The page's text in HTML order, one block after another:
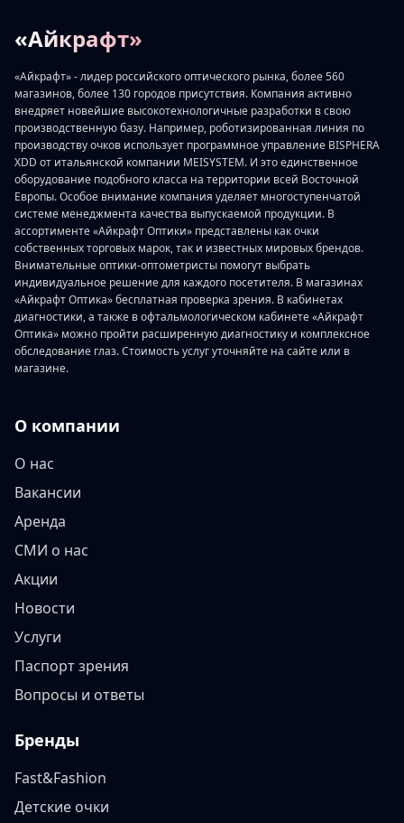
«Айкрафт»
«Айкрафт» - лидер российского оптического рынка, более 560
магазинов, более 130 городов присутствия. Компания активно
внедряет новейшие высокотехнологичные разработки в свою
производственную базу. Например, роботизированная линия по
производству очков использует программное управление BISPHERA
XDD от итальянской компании MEISYSTEM. И это единственное
оборудование подобного класса на территории всей Восточной
Европы. Особое внимание компания уделяет многоступенчатой
системе менеджмента качества выпускаемой продукции. В
ассортименте «Айкрафт Оптики» представлены как очки
собственных торговых марок, так и известных мировых брендов.
Внимательные оптики-оптометристы помогут выбрать
индивидуальное решение для каждого посетителя. В магазинах
«Айкрафт Оптика» бесплатная проверка зрения. В кабинетах
диагностики, а также в офтальмологическом кабинете «Айкрафт
Оптика» можно пройти расширенную диагностику и комплексное
обследование глаз. Стоимость услуг уточняйте на сайте или в
магазине.
О компании
О нас
Вакансии
Аренда
СМИ о нас
Акции
Новости
Услуги
Паспорт зрения
Вопросы и ответы
Бренды
Fast&Fashion
Детские очки